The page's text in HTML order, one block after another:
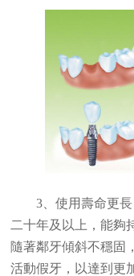
3、使用壽命更
二十年及以上，能夠
隨著鄰牙傾斜不穩固
活動假牙，以達到更